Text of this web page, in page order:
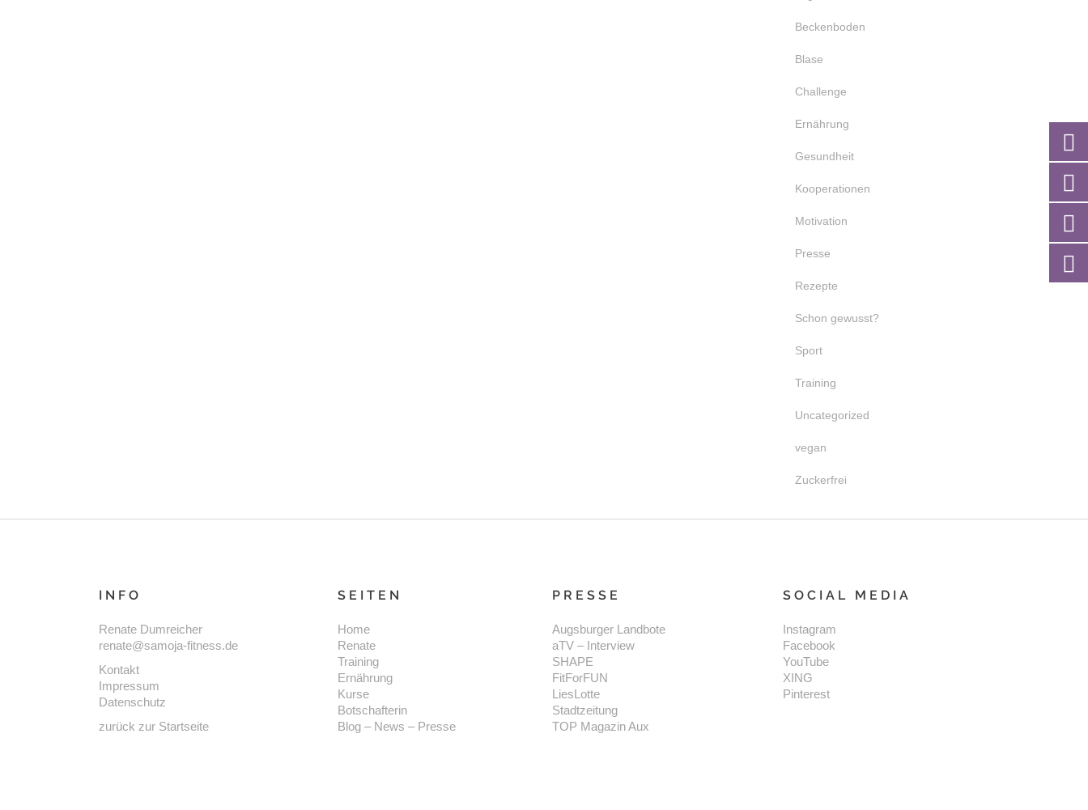
Beckenboden
Blase
Challenge
Ernährung
Gesundheit
Kooperationen
Motivation
Presse
Rezepte
Schon gewusst?
Sport
Training
Uncategorized
vegan
Zuckerfrei
INFO
Renate Dumreicher
renate@samoja-fitness.de
Kontakt
Impressum
Datenschutz
zurück zur Startseite
SEITEN
Home
Renate
Training
Ernährung
Kurse
Botschafterin
Blog – News – Presse
PRESSE
Augsburger Landbote
aTV – Interview
SHAPE
FitForFUN
LiesLotte
Stadtzeitung
TOP Magazin Aux
SOCIAL MEDIA
Instagram
Facebook
YouTube
XING
Pinterest